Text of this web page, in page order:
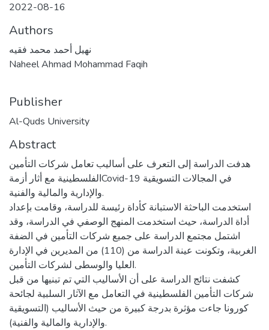
2022-08-16
Authors
نهيل أحمد محمد فقيه
Naheel Ahmad Mohammad Faqih
Publisher
Al-Quds University
Abstract
هدفت الدراسة إلى التعرف على أساليب تعامل شركات التأمين
الفلسطينية مع أثار أزمةCovid-19 في المجالات التسويقية
والإدارية والمالية والفنية.
استخدمت الباحثة الاستبانة كأداة رئيسة للدراسة، وقامت بإعداد
أداة الدراسة، حيث استخدمت المنهج الوصفي في الدراسة، وقد
اشتمل مجتمع الدراسة على جميع شركات التأمين في الضفة
الغربية، وتكونت عينة الدراسة من (110) من المديرين في الإدارة
العليا والوسطى لشركات التأمين.
كشفت نتائج الدراسة على أن الأساليب التي تم تبنيها من قبل
شركات التأمين الفلسطينية في التعامل مع الآثار السلبية لجائحة
كورونا جاءت مؤثرة بدرجة كبيرة من حيث الأساليب (التسويقية
والإدارية والمالية والفنية).